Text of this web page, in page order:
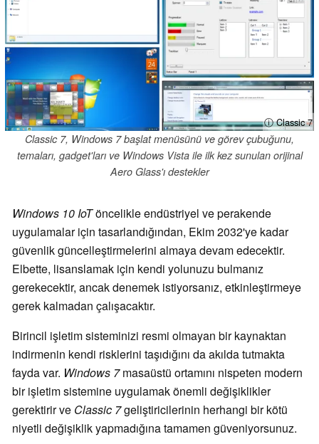
ⓘ Classic 7
Classic 7, Windows 7 başlat menüsünü ve görev çubuğunu,
temaları, gadget'ları ve Windows Vista ile ilk kez sunulan orijinal
Aero Glass'ı destekler
Windows 10 IoTöncelikle endüstriyel ve perakende
uygulamalar için tasarlandığından, Ekim 2032'ye kadar
güvenlik güncelleştirmelerini almaya devam edecektir.
Elbette, lisanslamak için kendi yolunuzu bulmanız
gerekecektir, ancak denemek istiyorsanız, etkinleştirmeye
gerek kalmadan çalışacaktır.
Birincil işletim sisteminizi resmi olmayan bir kaynaktan
indirmenin kendi risklerini taşıdığını da akılda tutmakta
fayda var. Windows 7masaüstü ortamını nispeten modern
bir işletim sistemine uygulamak önemli değişiklikler
gerektirir ve Classic 7geliştiricilerinin herhangi bir kötü
niyetli değişiklik yapmadığına tamamen güveniyorsunuz.